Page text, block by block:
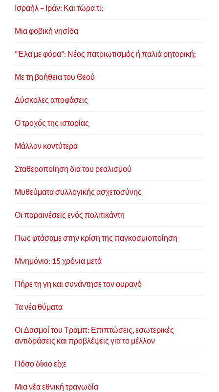
Ισραήλ – Ιράν: Και τώρα τι;
Μια φοβική νησίδα
“Έλα με φόρα”: Νέος πατριωτισμός ή παλιά ρητορική;
Με τη βοήθεια του Θεού
Δύσκολες αποφάσεις
Ο τροχός της ιστορίας
Μάλλον κοντύτερα
Σταθεροποίηση δια του ρεαλισμού
Μυθεύματα συλλογικής ασχετοσύνης
Οι παραινέσεις ενός πολιτικάντη
Πως φτάσαμε στην κρίση της παγκοσμιοποίηση
Μνημόνιο: 15 χρόνια μετά
Πήρε τη γη και συνάντησε τον ουρανό
Τα νέα θύματα
Οι Δασμοί του Τραμπ: Επιπτώσεις, εσωτερικές
αντιδράσεις και προβλέψεις για το μέλλον
Πόσο δίκιο είχε
Μια νέα εθνική τραγωδία